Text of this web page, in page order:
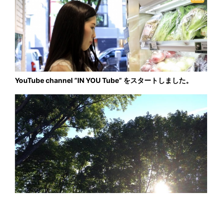
YouTube channel ”IN YOU Tube” をスタートしました。